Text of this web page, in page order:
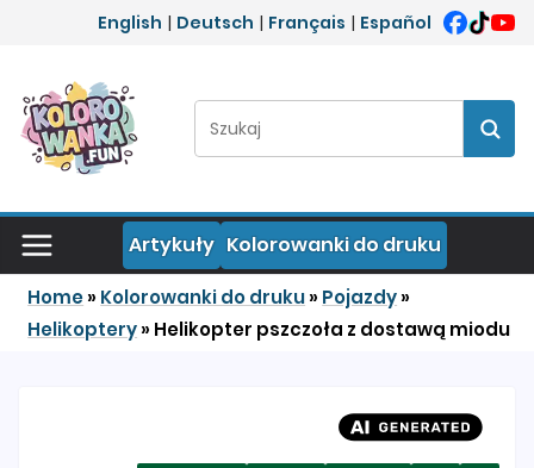
Przejdź do treści
English | Deutsch | Français | Español
Szukaj:
Artykuły Kolorowanki do druku
Home» Kolorowanki do druku» Pojazdy»
Helikoptery» Helikopter pszczoła z dostawą miodu